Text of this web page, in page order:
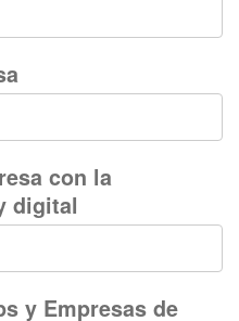
con la
digital
y Empresas de